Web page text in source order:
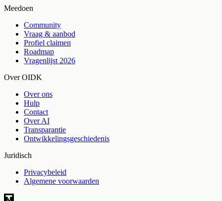
Meedoen
Community
Vraag & aanbod
Profiel claimen
Roadmap
Vragenlijst 2026
Over OIDK
Over ons
Hulp
Contact
Over AI
Transparantie
Ontwikkelingsgeschiedenis
Juridisch
Privacybeleid
Algemene voorwaarden